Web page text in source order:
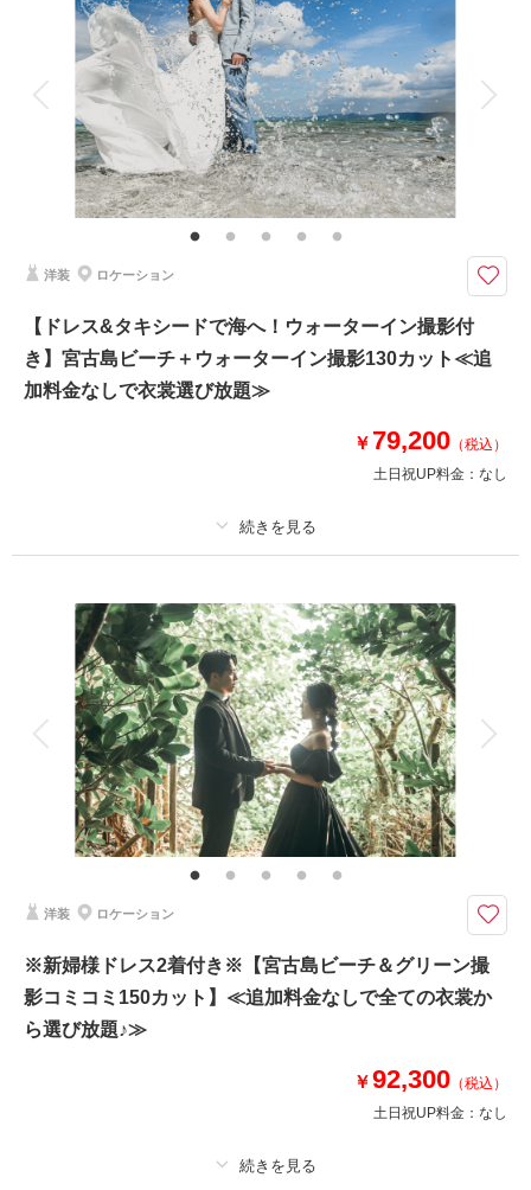
着付け ヘアメイク 小物一式
アルバム データ 110 カット 台紙付写真
衣装追加 会食 挙式
家族と撮影 家族用衣装レンタル ペットと撮影
その他含むもの
ドレス(プレミアムドレス含む)／タキシード／ワイシャツ&タイ／靴／造花
ブーケ&ブートニア／アクセサリー小物／撮影アイテム(※持込OK)／写真ク
オリティ補正／撮影カットリクエスト／専任アテンド／雨天補償 ※ドレス
計110カット※ダウンロード形式で全データ納品確約！
《プラン特典》
★ドローンムービー50％OFFで追加可能！
このプランで撮影可能な撮影レポート
撮影日：2025年2月10日
撮影場所：宮古島（沖縄）
相談予約する
来店・オンライン
撮影日の空き
を確認する
洋装 ロケーション
【ドレス&タキシードで海へ！ウォーターイン撮影付
き】宮古島ビーチ＋ウォーターイン撮影130カット≪追
加料金なしで衣裳選び放題≫
￥ 79,200 （税込）
土日祝UP料金： なし
撮影料 新婦衣装1着 新郎衣装1着
着付け ヘアメイク 小物一式
アルバム データ 130 カット 台紙付写真
衣装追加 会食 挙式
家族と撮影 家族用衣装レンタル ペットと撮影
その他含むもの
ドレス(プレミアムドレス含む)／タキシード／ワイシャツ&タイ／靴／造花
ブーケ&ブートニア／アクセサリー小物／撮影アイテム(※持込OK)／写真ク
オリティ補正／撮影カットリクエスト／専任アテンド／雨天補償 ※ドレス
数：合計130カット※ダウンロード形式で全データ納品確約
☆プラン特典☆
⚫︎ドローン撮影オプション50％OFF
洋装 ロケーション
※新婦様ドレス2着付き※【宮古島ビーチ＆グリーン撮
影コミコミ150カット】≪追加料金なしで全ての衣裳か
ら選び放題♪≫
￥92,300 （税込）
土日祝UP料金： なし